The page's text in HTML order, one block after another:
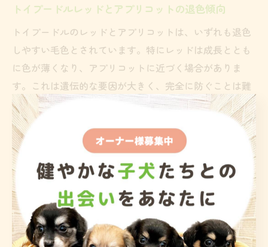
トイプードルレッドとアプリコットの退色傾向
トイプードルのレッドとアプリコットは、いずれも退色
しやすい毛色とされています。特にレッドは成長ととも
に色が薄くなり、アプリコットに近づく場合がありま
す。これは遺伝的な要因が大きく、完全に防ぐことは難
しいのが現状です。
「トイプードル レッド 退色 しない」を希望する方もい
ますが、実際には退色の進行度合いは個体差があり、同
じ兄弟でも異なることがあります。日々のケアや紫外線
対策、栄養バランスを意識することで、退色の進行を緩
やかにすることは可能です。
退色後の色合いも魅力の一つとして捉え、成長による変
化を楽しむ飼い方もおすすめです。購入時には「トイプ